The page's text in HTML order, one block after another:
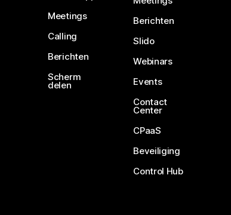
Meetings
Calling
Berichten
Scherm
delen
Berichten
Slido
Webinars
Events
Contact
Center
CPaaS
Beveiliging
Control Hub